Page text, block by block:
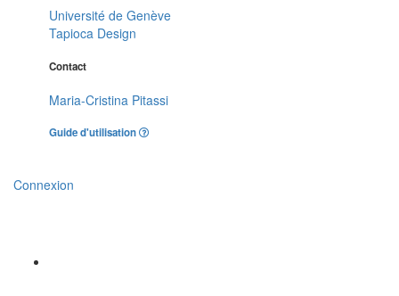
Université de Genève
Tapioca Design
Contact
Maria-Cristina Pitassi
Guide d'utilisation
Connexion